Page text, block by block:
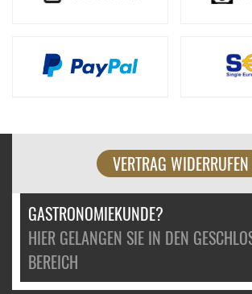
VERTRAG WIDERRUFEN
GASTRONOMIEKUNDE?
HIER GELANGEN SIE IN DEN
BEREICH